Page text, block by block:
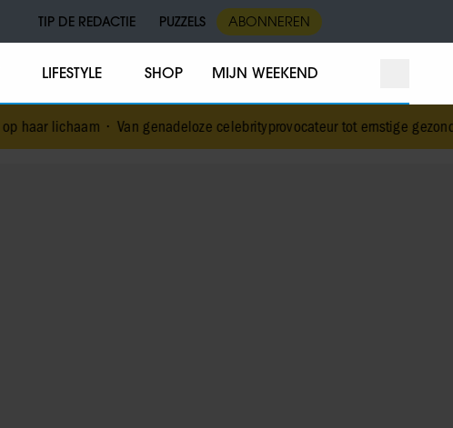
TIP DE REDACTIE PUZZELS ABONNEREN
LIFESTYLE SHOP MIJN WEEKEND
• Van genadeloze celebrityprovocateur tot ernstige gezondheidscrisis: